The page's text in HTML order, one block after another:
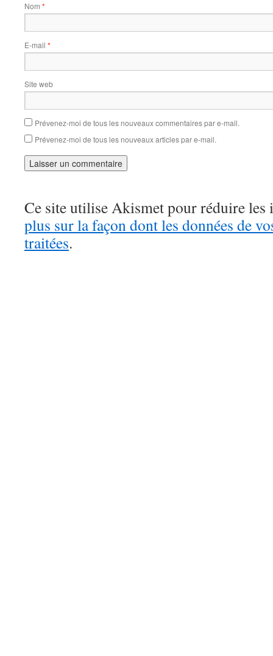
Nom *
E-mail *
Site web
Prévenez-moi de tous les nouveaux commentaires par e-mail.
Prévenez-moi de tous les nouveaux articles par e-mail.
Ce site utilise Akismet pour réduire les
plus sur la façon dont les données de
traitées.